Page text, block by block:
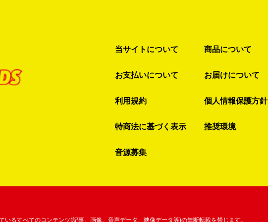
当サイトについて 商品について
お支払いについて お届けについて
利用規約 個人情報保護方針
特商法に基づく表示 推奨環境
音源募集
いるすべてのコンテンツ(記事、画像、音声データ、映像データ等)の無断転載を禁じます。